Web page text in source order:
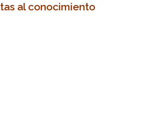
al conocimiento